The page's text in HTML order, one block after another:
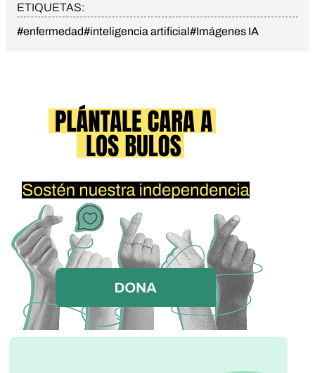
ETIQUETAS:
#enfermedad#inteligencia artificial#Imágenes IA